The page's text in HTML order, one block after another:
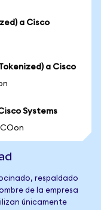
a Cisco
a Cisco
Systems
respaldado
de la empresa
únicamente